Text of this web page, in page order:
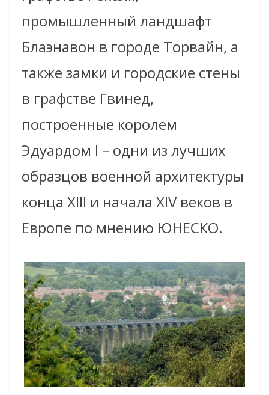
промышленный ландшафт
Блаэнавон в городе Торвайн, а
также замки и городские стены
в графстве Гвинед,
построенные королем
Эдуардом I – одни из лучших
образцов военной архитектуры
конца XIII и начала XIV веков в
Европе по мнению ЮНЕСКО.